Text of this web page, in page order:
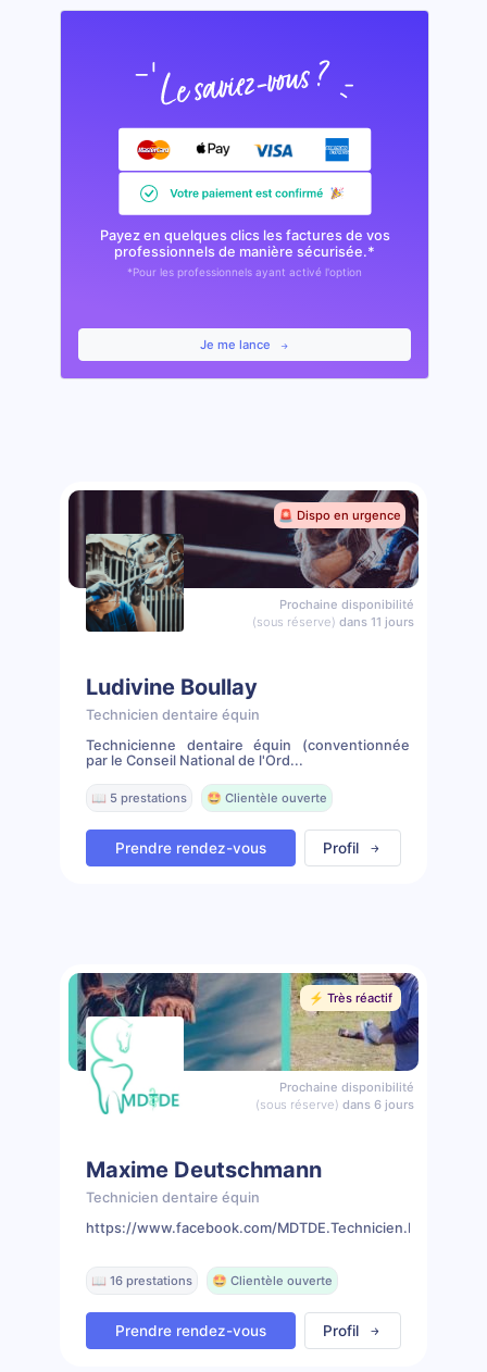
Payez en quelques clics les factures de vos
professionnels de manière sécurisée.*
*Pour les professionnels ayant activé l'option
Je me lance
🚨 Dispo en urgence
Prochaine disponibilité
(sous réserve) dans 11 jours
Ludivine Boullay
Technicien dentaire équin
Technicienne dentaire équin (conventionnée
par le Conseil National de l'Ord...
📖 5 prestations 🤩 Clientèle ouverte
Prendre rendez-vous Profil
⚡️ Très réactif
Prochaine disponibilité
(sous réserve) dans 6 jours
Maxime Deutschmann
Technicien dentaire équin
https://www.facebook.com/
📖 16 prestations 🤩 Clientèle ouverte
Prendre rendez-vous Profil